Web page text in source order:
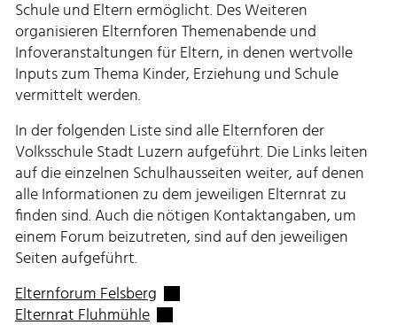
Schule und Eltern ermöglicht. Des Weiteren
organisieren Elternforen Themenabende und
Infoveranstaltungen für Eltern, in denen wertvolle
Inputs zum Thema Kinder, Erziehung und Schule
vermittelt werden.
In der folgenden Liste sind alle Elternforen der
Volksschule Stadt Luzern aufgeführt. Die Links leiten
auf die einzelnen Schulhausseiten weiter, auf denen
alle Informationen zu dem jeweiligen Elternrat zu
finden sind. Auch die nötigen Kontaktangaben, um
einem Forum beizutreten, sind auf den jeweiligen
Seiten aufgeführt.
Elternforum Felsberg
Elternrat FluhmühleExterner Link wird in einem neuen